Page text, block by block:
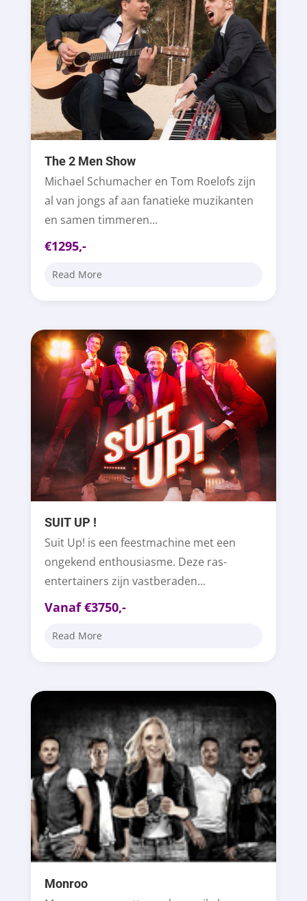
The 2 Men Show
Michael Schumacher en Tom Roelofs zijn
al van jongs af aan fanatieke muzikanten
en samen timmeren...
€1295,-
Read More
SUIT UP !
Suit Up! is een feestmachine met een
ongekend enthousiasme. Deze ras-
entertainers zijn vastberaden...
Vanaf €3750,-
Read More
Monroo